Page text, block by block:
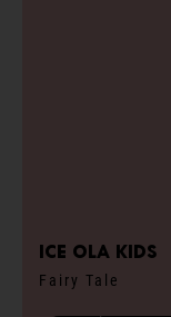
ICE ola kids
Fairy Tale